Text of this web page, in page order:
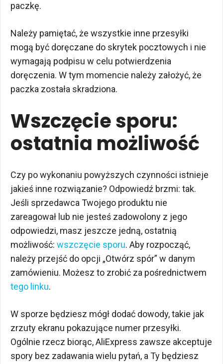
paczkę.
Należy pamiętać, że wszystkie inne przesyłki
mogą być doręczane do skrytek pocztowych i nie
wymagają podpisu w celu potwierdzenia
doręczenia. W tym momencie należy założyć, że
paczka została skradziona.
Wszczęcie sporu:
ostatnia możliwość
Czy po wykonaniu powyższych czynności istnieje
jakieś inne rozwiązanie? Odpowiedź brzmi: tak.
Jeśli sprzedawca Twojego produktu nie
zareagował lub nie jesteś zadowolony z jego
odpowiedzi, masz jeszcze jedną, ostatnią
możliwość: wszczęcie sporu. Aby rozpocząć,
należy przejść do opcji „Otwórz spór” w danym
zamówieniu. Możesz to zrobić za pośrednictwem
tego linku.
W sporze będziesz mógł dodać dowody, takie jak
zrzuty ekranu pokazujące numer przesyłki.
Ogólnie rzecz biorąc, AliExpress zawsze akceptuje
spory bez zadawania wielu pytań, a Ty będziesz